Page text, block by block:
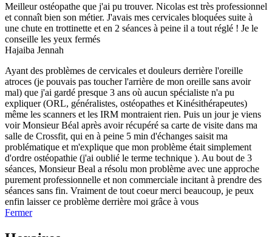
Meilleur ostéopathe que j'ai pu trouver. Nicolas est très professionnel
et connaît bien son métier. J'avais mes cervicales bloquées suite à
une chute en trottinette et en 2 séances à peine il a tout réglé ! Je le
conseille les yeux fermés
Hajaiba Jennah
Ayant des problèmes de cervicales et douleurs derrière l'oreille
atroces (je pouvais pas toucher l'arrière de mon oreille sans avoir
mal) que j'ai gardé presque 3 ans où aucun spécialiste n'a pu
expliquer (ORL, généralistes, ostéopathes et Kinésithérapeutes)
même les scanners et les IRM montraient rien. Puis un jour je viens
voir Monsieur Béal après avoir récupéré sa carte de visite dans ma
salle de Crossfit, qui en à peine 5 min d'échanges saisit ma
problématique et m'explique que mon problème était simplement
d'ordre ostéopathie (j'ai oublié le terme technique ). Au bout de 3
séances, Monsieur Beal a résolu mon problème avec une approche
purement professionnelle et non commerciale incitant à prendre des
séances sans fin. Vraiment de tout coeur merci beaucoup, je peux
enfin laisser ce problème derrière moi grâce à vous
Fermer